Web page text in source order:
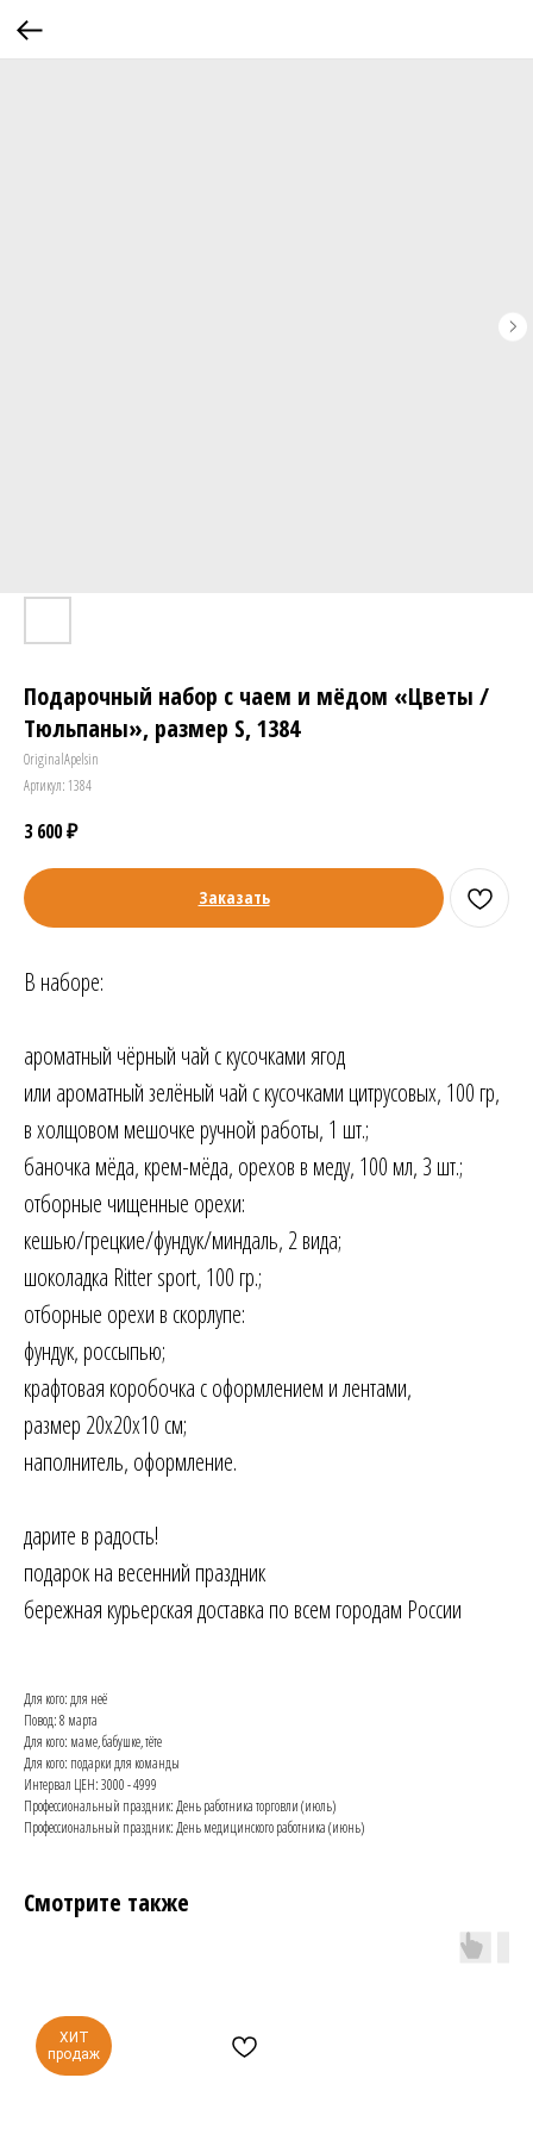
Подарочный набор с чаем и мёдом «Цветы /
Тюльпаны», размер S, 1384
OriginalApelsin
Артикул: 1384
3 600₽
Заказать
В наборе:
ароматный чёрный чай с кусочками ягод
или ароматный зелёный чай с кусочками цитрусовых, 100 гр,
в холщовом мешочке ручной работы, 1 шт.;
баночка мёда, крем-мёда, орехов в меду, 100 мл, 3 шт.;
отборные чищенные орехи:
кешью/грецкие/фундук/миндаль, 2 вида;
шоколадка Ritter sport, 100 гр.;
отборные орехи в скорлупе:
фундук, россыпью;
крафтовая коробочка с оформлением и лентами,
размер 20х20х10 см;
наполнитель, оформление.
дарите в радость!
подарок на весенний праздник
бережная курьерская доставка по всем городам России
Для кого: для неё
Повод: 8 марта
Для кого: маме, бабушке, тёте
Для кого: подарки для команды
Интервал ЦЕН: 3000 - 4999
Профессиональный праздник: День работника торговли (июль)
Профессиональный праздник: День медицинского работника (июнь)
Смотрите также
ХИТ
продаж